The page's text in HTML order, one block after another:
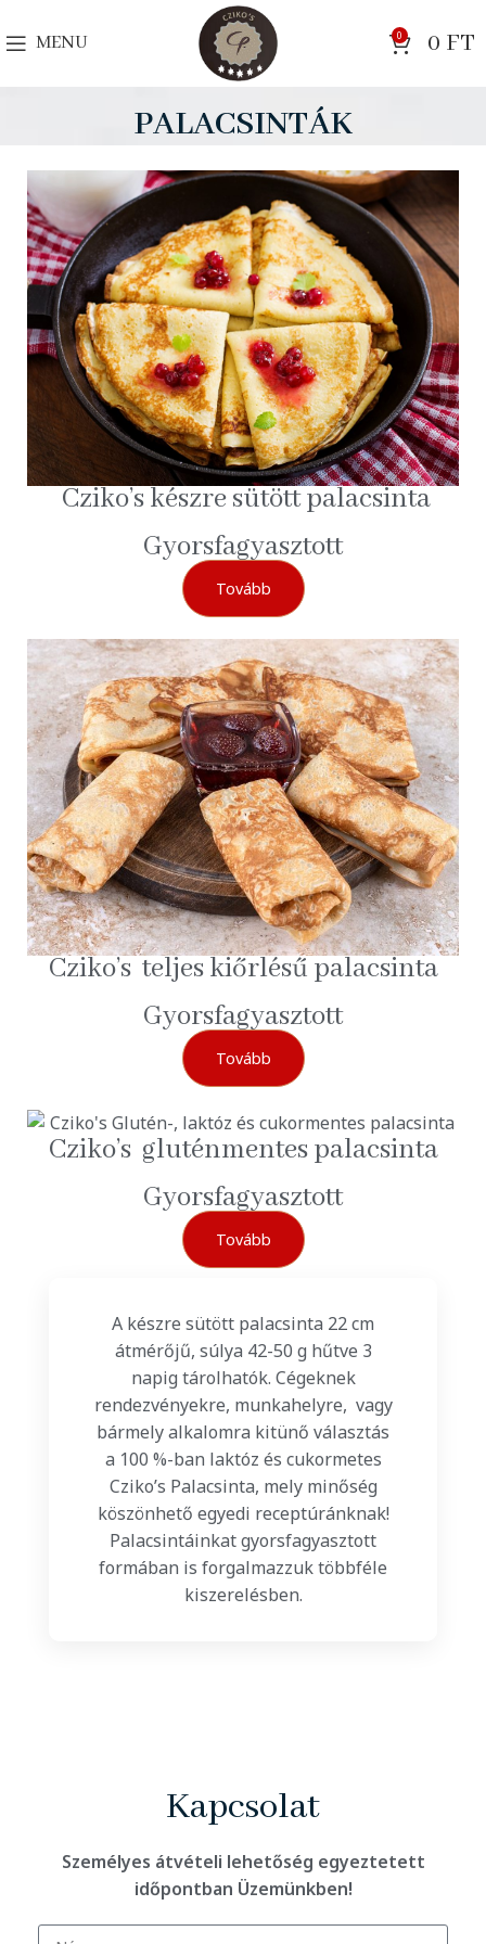
MENU 0 0 FT
PALACSINTÁK
Cziko’s készre sütött palacsinta
Gyorsfagyasztott
Tovább
Cziko’s teljes kiőrlésű palacsinta
Gyorsfagyasztott
Tovább
Cziko’s gluténmentes palacsinta
Gyorsfagyasztott
Tovább
A készre sütött palacsinta 22 cm
átmérőjű, súlya 42-50 g hűtve 3
napig tárolhatók. Cégeknek
rendezvényekre, munkahelyre, vagy
bármely alkalomra kitünő választás
a 100 %-ban laktóz és cukormetes
Cziko’s Palacsinta, mely minőség
köszönhető egyedi receptúránknak!
Palacsintáinkat gyorsfagyasztott
formában is forgalmazzuk többféle
kiszerelésben.
Kapcsolat
Személyes átvételi lehetőség egyeztetett
időpontban Üzemünkben!